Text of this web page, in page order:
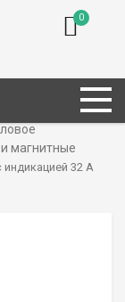
0
магнитные
32 А